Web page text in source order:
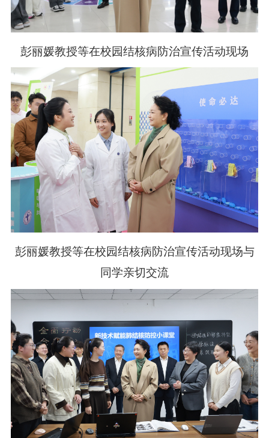
彭丽媛教授等在校园结核病防治宣传活动现场
彭丽媛教授等在校园结核病防治宣传活动现场与
同学亲切交流